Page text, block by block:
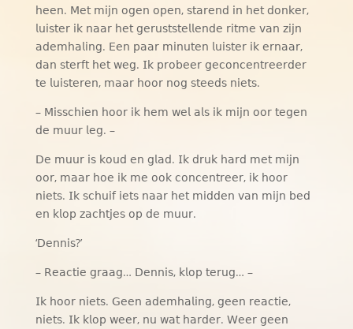
𝗁𝖾𝖾𝗇. 𝖬𝖾𝗍 𝗆𝗂𝗃𝗇 𝗈𝗀𝖾𝗇 𝗈𝗉𝖾𝗇, 𝗌𝗍𝖺𝗋𝖾𝗇𝖽 𝗂𝗇 𝗁𝖾𝗍 𝖽𝗈𝗇𝗄𝖾𝗋,
𝗅𝗎𝗂𝗌𝗍𝖾𝗋 𝗂𝗄 𝗇𝖺𝖺𝗋 𝗁𝖾𝗍 𝗀𝖾𝗋𝗎𝗌𝗍𝗌𝗍𝖾𝗅𝗅𝖾𝗇𝖽𝖾 𝗋𝗂𝗍𝗆𝖾 𝗏𝖺𝗇 𝗓𝗂𝗃𝗇
𝖺𝖽𝖾𝗆𝗁𝖺𝗅𝗂𝗇𝗀. 𝖤𝖾𝗇 𝗉𝖺𝖺𝗋 𝗆𝗂𝗇𝗎𝗍𝖾𝗇 𝗅𝗎𝗂𝗌𝗍𝖾𝗋 𝗂𝗄 𝖾𝗋𝗇𝖺𝖺𝗋,
𝖽𝖺𝗇 𝗌𝗍𝖾𝗋𝖿𝗍 𝗁𝖾𝗍 𝗐𝖾𝗀. 𝖨𝗄 𝗉𝗋𝗈𝖻𝖾𝖾𝗋 𝗀𝖾𝖼𝗈𝗇𝖼𝖾𝗇𝗍𝗋𝖾𝖾𝗋𝖽𝖾𝗋
𝗍𝖾 𝗅𝗎𝗂𝗌𝗍𝖾𝗋𝖾𝗇, 𝗆𝖺𝖺𝗋 𝗁𝗈𝗈𝗋 𝗇𝗈𝗀 𝗌𝗍𝖾𝖾𝖽𝗌 𝗇𝗂𝖾𝗍𝗌.
– 𝖬𝗂𝗌𝗌𝖼𝗁𝗂𝖾𝗇 𝗁𝗈𝗈𝗋 𝗂𝗄 𝗁𝖾𝗆 𝗐𝖾𝗅 𝖺𝗅𝗌 𝗂𝗄 𝗆𝗂𝗃𝗇 𝗈𝗈𝗋 𝗍𝖾𝗀𝖾𝗇
𝖽𝖾 𝗆𝗎𝗎𝗋 𝗅𝖾𝗀. –
𝖣𝖾 𝗆𝗎𝗎𝗋 𝗂𝗌 𝗄𝗈𝗎𝖽 𝖾𝗇 𝗀𝗅𝖺𝖽. 𝖨𝗄 𝖽𝗋𝗎𝗄 𝗁𝖺𝗋𝖽 𝗆𝖾𝗍 𝗆𝗂𝗃𝗇
𝗈𝗈𝗋, 𝗆𝖺𝖺𝗋 𝗁𝗈𝖾 𝗂𝗄 𝗆𝖾 𝗈𝗈𝗄 𝖼𝗈𝗇𝖼𝖾𝗇𝗍𝗋𝖾𝖾𝗋, 𝗂𝗄 𝗁𝗈𝗈𝗋
𝗇𝗂𝖾𝗍𝗌. 𝖨𝗄 𝗌𝖼𝗁𝗎𝗂𝖿 𝗂𝖾𝗍𝗌 𝗇𝖺𝖺𝗋 𝗁𝖾𝗍 𝗆𝗂𝖽𝖽𝖾𝗇 𝗏𝖺𝗇 𝗆𝗂𝗃𝗇 𝖻𝖾𝖽
𝖾𝗇 𝗄𝗅𝗈𝗉 𝗓𝖺𝖼𝗁𝗍𝗃𝖾𝗌 𝗈𝗉 𝖽𝖾 𝗆𝗎𝗎𝗋.
‘𝖣𝖾𝗇𝗇𝗂𝗌?’
– 𝖱𝖾𝖺𝖼𝗍𝗂𝖾 𝗀𝗋𝖺𝖺𝗀… 𝖣𝖾𝗇𝗇𝗂𝗌, 𝗄𝗅𝗈𝗉 𝗍𝖾𝗋𝗎𝗀… –
𝖨𝗄 𝗁𝗈𝗈𝗋 𝗇𝗂𝖾𝗍𝗌. 𝖦𝖾𝖾𝗇 𝖺𝖽𝖾𝗆𝗁𝖺𝗅𝗂𝗇𝗀, 𝗀𝖾𝖾𝗇 𝗋𝖾𝖺𝖼𝗍𝗂𝖾,
𝗇𝗂𝖾𝗍𝗌. 𝖨𝗄 𝗄𝗅𝗈𝗉 𝗐𝖾𝖾𝗋, 𝗇𝗎 𝗐𝖺𝗍 𝗁𝖺𝗋𝖽𝖾𝗋. 𝖶𝖾𝖾𝗋 𝗀𝖾𝖾𝗇